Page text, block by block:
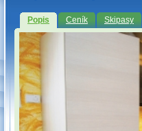
Popis Ceník Skipasy